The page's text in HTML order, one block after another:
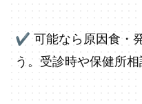
✔ 可能なら原因食・
う。受診時や保健所相